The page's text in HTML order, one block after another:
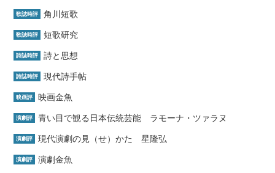
歌誌時評 角川短歌
歌誌時評 短歌研究
詩誌時評 詩と思想
詩誌時評 現代詩手帖
映画評 映画金魚
演劇評 青い目で観る日本伝統芸能 ラモーナ・ツァラヌ
演劇評 現代演劇の見（せ）かた 星隆弘
演劇評 演劇金魚